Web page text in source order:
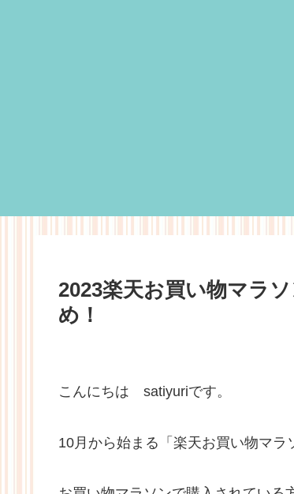
2023楽天お買い物マラ
め！
こんにちは satiyuriです。
10月から始まる「楽天お買い物マラ